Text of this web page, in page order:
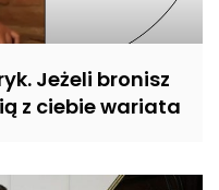
Jeżeli bronisz
z ciebie wariata